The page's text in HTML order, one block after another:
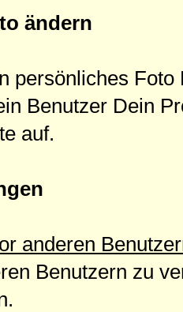
ändern
persönliches
Benutzer Dein
auf.
anderen
Benutzern zu